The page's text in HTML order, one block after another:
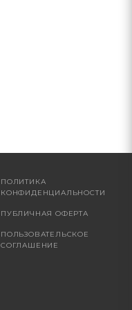
ПОЛИТИКА
КОНФИДЕНЦИАЛЬНОСТИ
ПУБЛИЧНАЯ ОФЕРТА
ПОЛЬЗОВАТЕЛЬСКОЕ
СОГЛАШЕНИЕ